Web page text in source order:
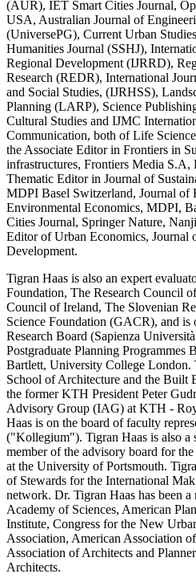
(AUR), IET Smart Cities Journal,
USA, Australian Journal of
(UniversePG), Current Urban
Humanities Journal (SSHJ),
Regional Development (IJRRD),
Research (REDR), International
and Social Studies, (IJRHSS),
Planning (LARP), Science
Cultural Studies and IJMC
Communication, both of Life
the Associate Editor in Frontiers in
infrastructures, Frontiers Media S.A,
Thematic Editor in Journal of
MDPI Basel Switzerland, Journal of
Environmental Economics, MDPI,
Cities Journal, Springer Nature,
Editor of Urban Economics, Journal
Development.
Tigran Haas is also an expert
Foundation, The Research Council
Council of Ireland, The Slovenian
Science Foundation (GACR), and is
Research Board (Sapienza
Postgraduate Planning Programmes
Bartlett, University College London.
School of Architecture and the Built
the former KTH President Peter
Advisory Group (IAG) at KTH -
Haas is on the board of faculty
("Kollegium"). Tigran Haas is also a
member of the advisory board for
at the University of Portsmouth.
of Stewards for the International
network. Dr. Tigran Haas has been
Academy of Sciences, American
Institute, Congress for the New
Association, American Association
Association of Architects and
Architects.